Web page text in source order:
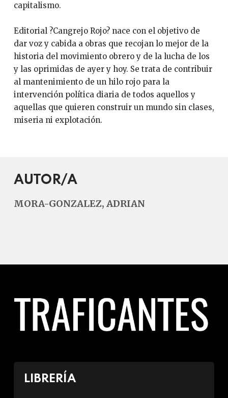
capitalismo.
Editorial ?Cangrejo Rojo? nace con el objetivo de
dar voz y cabida a obras que recojan lo mejor de la
historia del movimiento obrero y de la lucha de los
y las oprimidas de ayer y hoy. Se trata de contribuir
al mantenimiento de un hilo rojo para la
intervención política diaria de todos aquellos y
aquellas que quieren construir un mundo sin clases,
miseria ni explotación.
AUTOR/A
MORA-GONZALEZ, ADRIAN
LIBRERÍA